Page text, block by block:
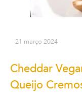
21 março 2024
Cheddar
Queijo